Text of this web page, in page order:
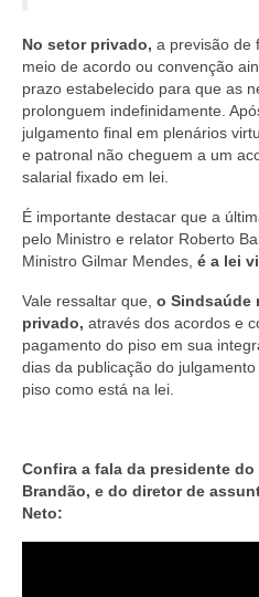
No setor privado, a previsão de
meio de acordo ou convenção
prazo estabelecido para que as
prolonguem indefinidamente.
julgamento final em plenários
e patronal não cheguem a um
salarial fixado em lei.
É importante destacar que a
pelo Ministro e relator Roberto
Ministro Gilmar Mendes, é a lei
Vale ressaltar que, o Sindsaúde
privado, através dos acordos e
pagamento do piso em sua
dias da publicação do
piso como está na lei.
Confira a fala da presidente
Brandão, e do diretor de
Neto: